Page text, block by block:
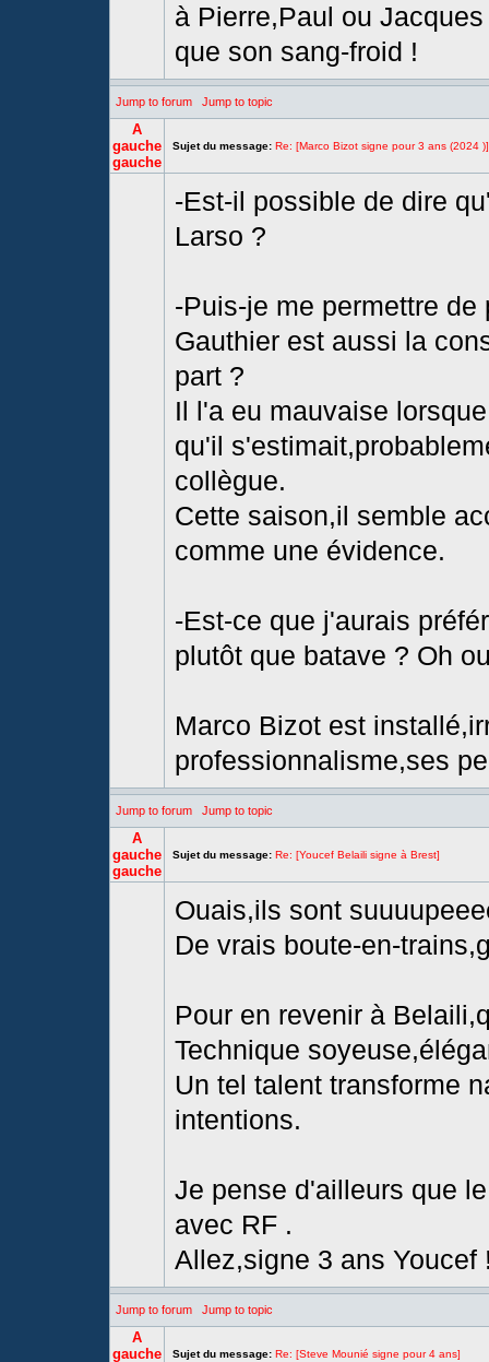
à Pierre,Paul ou
que son sang-froid !
Jump to forum Jump to topic
A
gauche
gauche
Sujet du message: Re: [Marco Bizot signe pour 3 ans (2024 )]
-Est-il possible de dire
Larso ?
-Puis-je me permettre
Gauthier est aussi la
part ?
Il l'a eu mauvaise
qu'il
collègue.
Cette saison,il semble
comme une évidence.
-Est-ce que j'aurais
plutôt que batave ? Oh
Marco Bizot est
professionnalisme,ses
Jump to forum Jump to topic
A
gauche
gauche
Sujet du message: Re: [Youcef Belaili signe à Brest]
Ouais,ils sont
De vrais boute-en-
Pour en revenir à
Technique
Un tel talent transforme
intentions.
Je pense d'ailleurs que
avec RF .
Allez,signe 3 ans Youcef
Jump to forum Jump to topic
A
gauche
Sujet du message: Re: [Steve Mounié signe pour 4 ans]